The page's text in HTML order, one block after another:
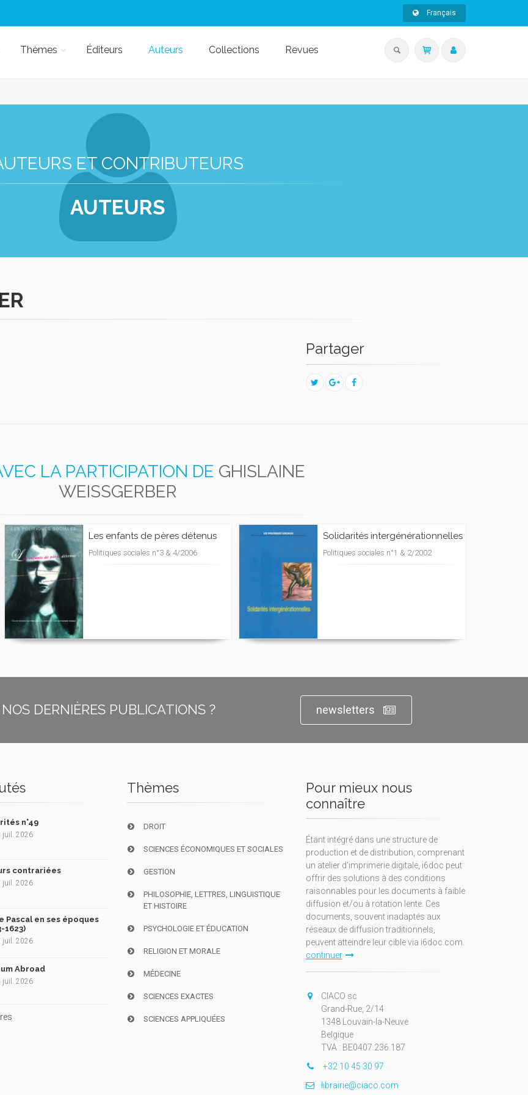
Français
Thèmes Éditeurs Auteurs Collections Revues
ET CONTRIBUTEURS
AUTEURS
Partager
LA PARTICIPATION DE GHISLAINE
WEISSGERBER
Les enfants de pères détenus
Politiques sociales n°3 & 4/2006
Solidarités intergénérationnelles
Politiques sociales n°1 & 2/2002
DERNIÈRES PUBLICATIONS ? newsletters
n°49
juil. 2026
contrariées
juil. 2026
Pascal en ses époques
1623)
juil. 2026
Abroad
juil. 2026
Thèmes
DROIT
SCIENCES ÉCONOMIQUES ET SOCIALES
GESTION
PHILOSOPHIE, LETTRES, LINGUISTIQUE
ET HISTOIRE
PSYCHOLOGIE ET ÉDUCATION
RELIGION ET MORALE
MÉDECINE
SCIENCES EXACTES
SCIENCES APPLIQUÉES
Pour mieux nous
connaître
Étant intégré dans une structure de
production et de distribution, comprenant
un atelier d'imprimerie digitale, i6doc peut
offrir des solutions à des conditions
raisonnables pour les documents à faible
diffusion et/ou à rotation lente. Ces
documents, souvent inadaptés aux
réseaux de diffusion traditionnels,
peuvent atteindre leur cible via i6doc.com.
continuer
CIACO sc
Grand-Rue, 2/14
1348 Louvain-la-Neuve
Belgique
TVA : BE0407.236.187
+32 10 45 30 97
librairie@ciaco.com